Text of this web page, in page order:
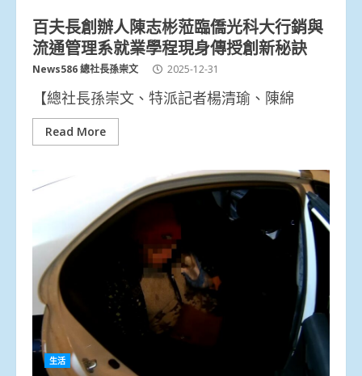
百夫長創辦人陳志彬蒞臨僑光科大行銷與
流通管理系就業學程現身傳授創新秘訣
News586 總社長孫崇文 2025-12-31
【總社長孫崇文、特派記者楊清瑜、陳綿
Read More
生活